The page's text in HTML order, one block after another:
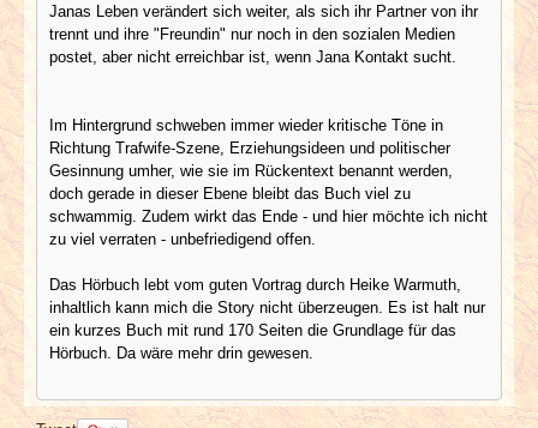
Janas Leben verändert sich weiter, als sich ihr Partner von ihr
trennt und ihre "Freundin" nur noch in den sozialen Medien
postet, aber nicht erreichbar ist, wenn Jana Kontakt sucht.
Im Hintergrund schweben immer wieder kritische Töne in
Richtung Trafwife-Szene, Erziehungsideen und politischer
Gesinnung umher, wie sie im Rückentext benannt werden,
doch gerade in dieser Ebene bleibt das Buch viel zu
schwammig. Zudem wirkt das Ende - und hier möchte ich nicht
zu viel verraten - unbefriedigend offen.
Das Hörbuch lebt vom guten Vortrag durch Heike Warmuth,
inhaltlich kann mich die Story nicht überzeugen. Es ist halt nur
ein kurzes Buch mit rund 170 Seiten die Grundlage für das
Hörbuch. Da wäre mehr drin gewesen.